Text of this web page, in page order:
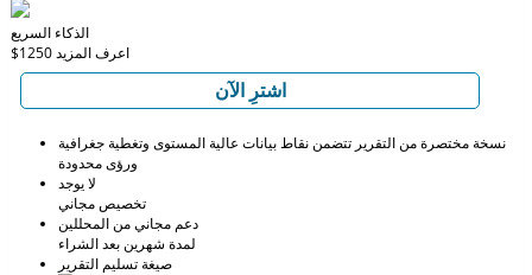
الذكاء السريع
$1250اعرف المزيد
اشترِ الآن
نسخة مختصرة من التقرير تتضمن نقاط بيانات عالية المستوى وتغطية جغرافية
ورؤى محدودة
لا يوجد
تخصيص مجاني
دعم مجاني من المحللين
لمدة شهرين بعد الشراء
صيغة تسليم التقرير